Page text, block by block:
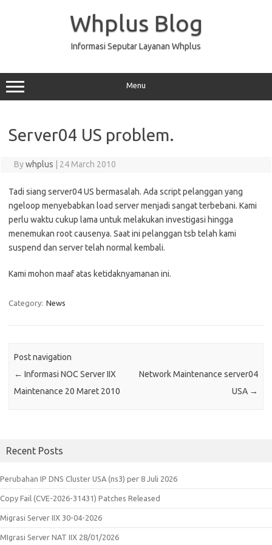
Whplus Blog
Informasi Seputar Layanan Whplus
Menu
Server04 US problem.
Bywhplus 24 March 2010
Tadi siang server04 US bermasalah. Ada script pelanggan yang
ngeloop menyebabkan load server menjadi sangat terbebani. Kami
perlu waktu cukup lama untuk melakukan investigasi hingga
menemukan root causenya. Saat ini pelanggan tsb telah kami
suspend dan server telah normal kembali.
Kami mohon maaf atas ketidaknyamanan ini.
Category: News
Post navigation
← Informasi NOC Server IIX
Maintenance 20 Maret 2010
Network Maintenance server04
USA →
Recent Posts
Perubahan IP DNS Cluster USA (ns3) per 8 Juli 2026
Copy Fail (CVE-2026-31431) Patches Released
Migrasi Server IIX 30-04-2026
MIgrasi Server NAT IIX 28/01/2026